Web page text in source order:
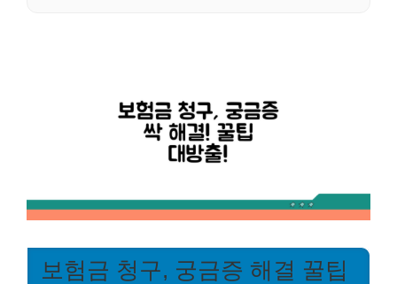
보험금 청구, 궁금증 해결 꿀팁